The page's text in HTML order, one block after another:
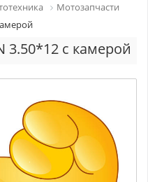
Мотозапчасти
3.50*12 с камерой